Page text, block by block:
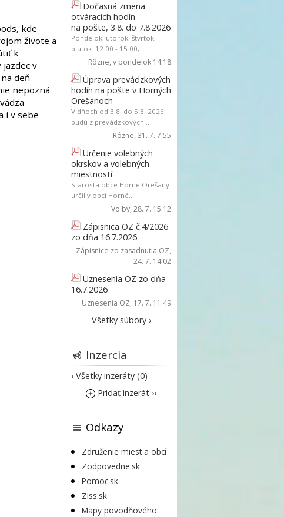
kde
živote a
k
v
deň
nepozná
i v sebe
Dočasná zmena
otváracích hodín
na pošte, 3.8. do 7.8.2026
Pondelok, utorok, štvrtok,
piatok: 12:00 - 15:00,...
Rôzne, v pondelok 14:18
Úprava prevádzkových
hodín na pošte v Horných
Orešanoch
V dňoch od 3.8. do 5.8. 2026
budú z prevádzkových...
Rôzne, 31. 7. 7:55
Určenie volebných
okrskov a volebných
miestností
Starosta obce Horné Orešany
určil v obci Horné...
Voľby, 28. 7. 15:12
Zápisnica OZ č.4/2026
zo dňa 16.7.2026
Zápisnice zo zasadnutia OZ,
24. 7. 14:02
Uznesenia OZ zo dňa
16.7.2026
Uznesenia OZ, 17. 7. 11:49
Všetky súbory ›
Inzercia
› Všetky inzeráty (0)
Pridať inzerát ››
Odkazy
Združenie miest a obcí
Zodpovedne.sk
Pomoc.sk
Ziss.sk
Mapy povodňového